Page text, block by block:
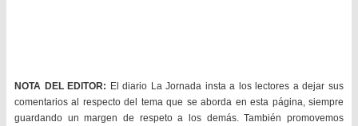
NOTA DEL EDITOR: El diario La Jornada insta a los lectores a dejar sus
comentarios al respecto del tema que se aborda en esta página, siempre
guardando un margen de respeto a los demás. También promovemos